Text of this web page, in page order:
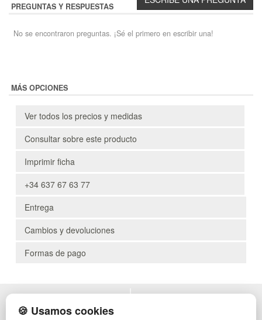
PREGUNTAS Y RESPUESTAS
No se encontraron preguntas. ¡Sé el primero en escribir una!
MÁS OPCIONES
Ver todos los precios y medidas
Consultar sobre este producto
Imprimir ficha
+34 637 67 63 77
Entrega
Cambios y devoluciones
Formas de pago
POLÍTICA DE PRIVACIDAD
CONDICIONES DE USO
🍪 Usamos cookies